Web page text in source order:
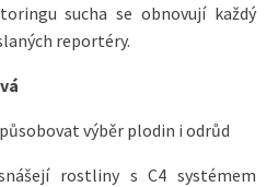
sucha se obnovují každý
reportéry.
výběr plodin i odrůd
rostliny s C4 systémem